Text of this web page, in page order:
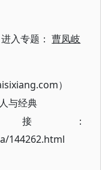
入专题：曹凤岐
）
与经典
：
144262.html